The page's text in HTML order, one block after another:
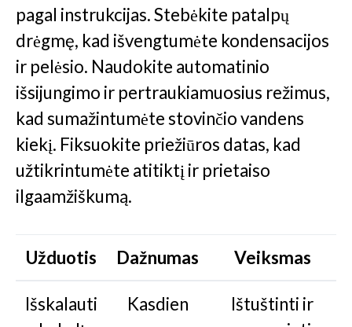
pagal instrukcijas. Stebėkite patalpų
drėgmę, kad išvengtumėte kondensacijos
ir pelėsio. Naudokite automatinio
išsijungimo ir pertraukiamuosius režimus,
kad sumažintumėte stovinčio vandens
kiekį. Fiksuokite priežiūros datas, kad
užtikrintumėte atitiktį ir prietaiso
ilgaamžiškumą.
Užduotis Dažnumas Veiksmas
Išskalauti
Kasdien
Ištuštinti ir